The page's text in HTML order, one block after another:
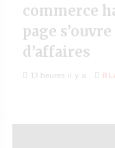
commerce
page
d’affaires
13 heures il y a